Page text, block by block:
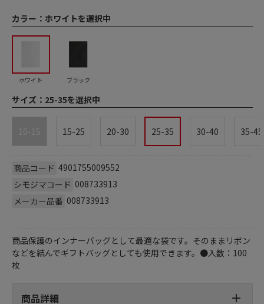
カラー： ホワイトを選択中
ホワイト ブラック
サイズ： 25-35を選択中
10-15 15-25 20-30 25-35 30-40 35-45
商品コード 4901755009552
シモジマコード 008733913
メーカー品番 008733913
商品保護のインナーバッグとして最適な袋です。そのままリボン
などを結んでギフトバッグとしても使用できます。●入数：100
枚
商品詳細